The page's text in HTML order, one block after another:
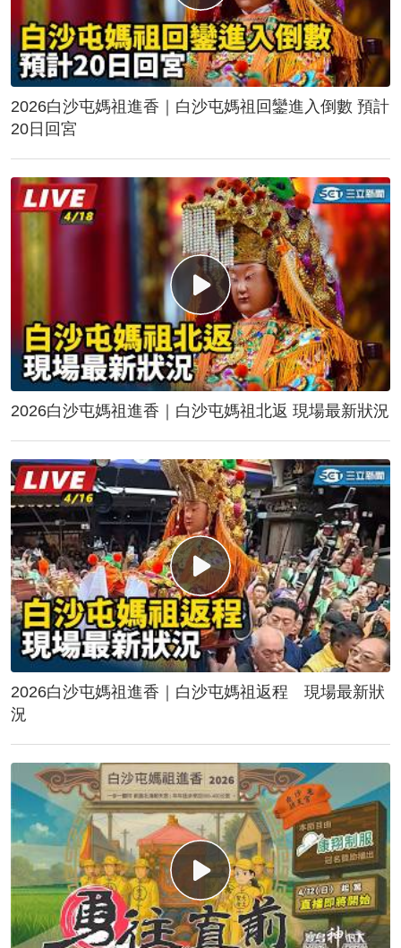
2026白沙屯媽祖進香｜白沙屯媽祖回鑾進入倒數 預計
20日回宮
2026白沙屯媽祖進香｜白沙屯媽祖北返 現場最新狀況
2026白沙屯媽祖進香｜白沙屯媽祖返程 現場最新狀
況